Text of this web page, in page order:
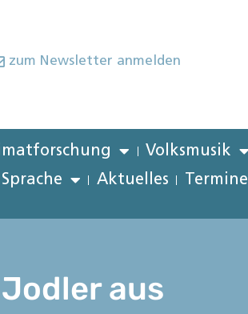
zum Newsletter anmelden
Volksmusik
Aktuelles Termine
aus